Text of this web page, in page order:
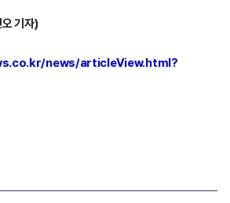
기자)
news/articleView.html?